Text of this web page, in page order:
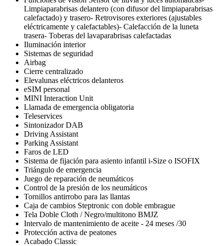
Limpiaparabrisas delantero (con difusor del limpiaparabrisas
calefactado) y trasero- Retrovisores exteriores (ajustables
eléctricamente y calefactables)- Calefacción de la luneta
trasera- Toberas del lavaparabrisas calefactadas
Iluminación interior
Sistemas de seguridad
Airbag
Cierre centralizado
Elevalunas eléctricos delanteros
eSIM personal
MINI Interaction Unit
Llamada de emergencia obligatoria
Teleservices
Sintonizador DAB
Driving Assistant
Parking Assistant
Faros de LED
Sistema de fijación para asiento infantil i-Size o ISOFIX
Triángulo de emergencia
Juego de reparación de neumáticos
Control de la presión de los neumáticos
Tornillos antirrobo para las llantas
Caja de cambios Steptronic con doble embrague
Tela Doble Cloth / Negro/multitono BMJZ
Intervalo de mantenimiento de aceite - 24 meses /30
Protección activa de peatones
Acabado Classic